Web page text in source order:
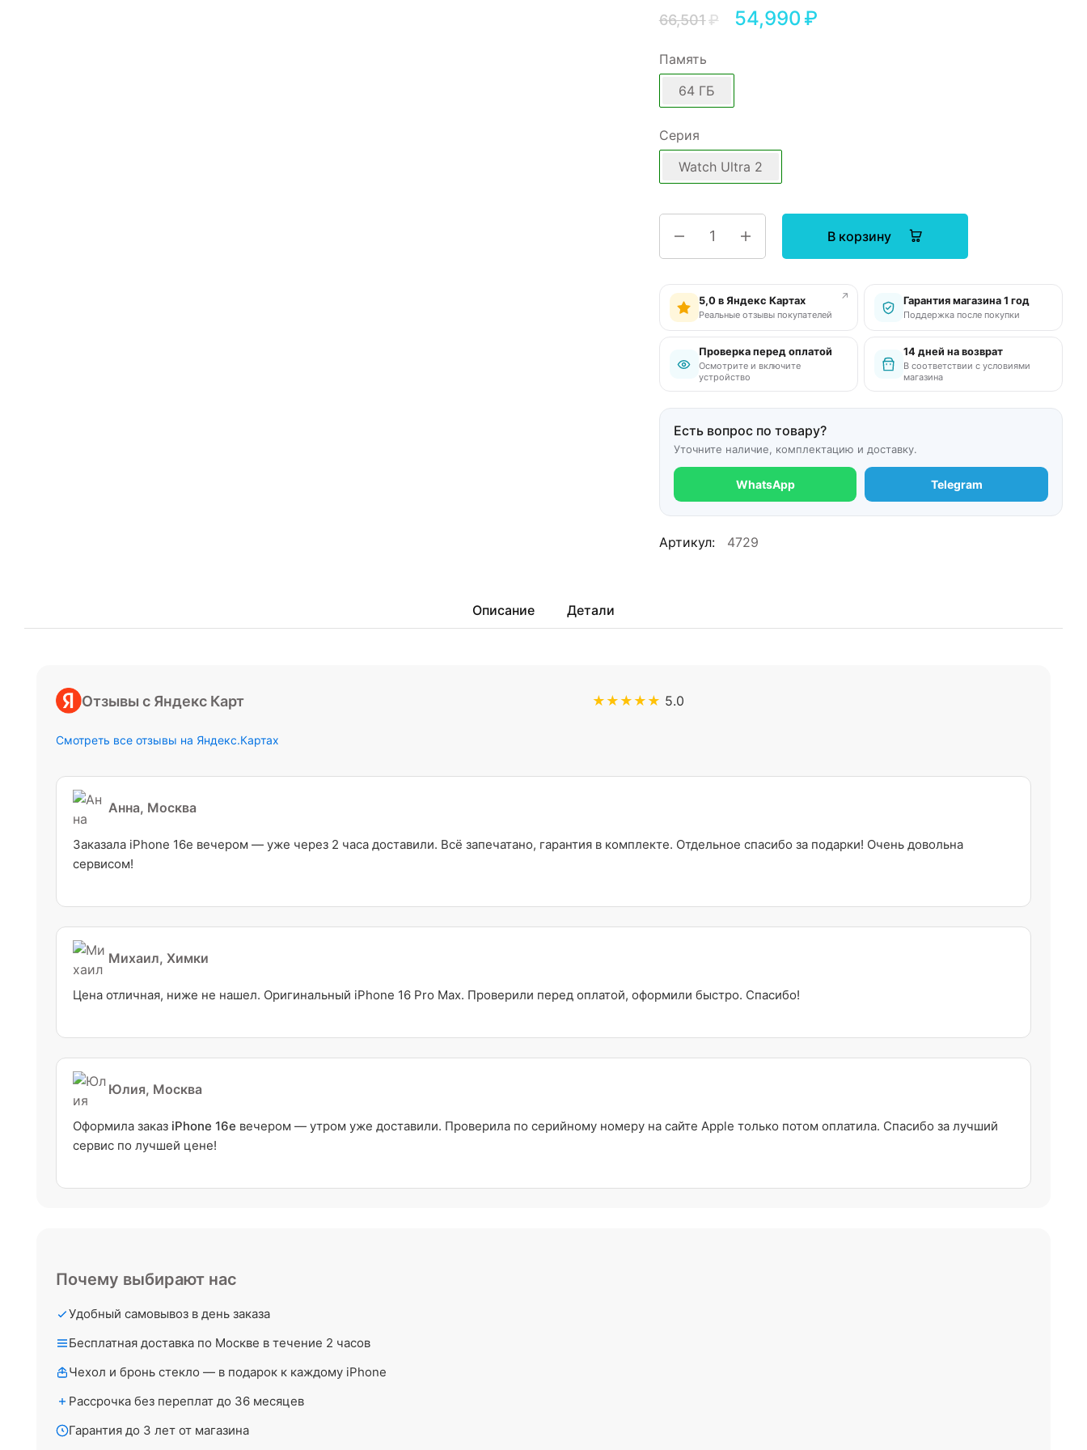
66,501₽ 54,990₽
Память
64 ГБ
Серия
Watch Ultra 2
В корзину
5,0 в Яндекс Картах
Реальные отзывы покупателей
↗ Гарантия магазина 1 год
Поддержка после покупки
Проверка перед оплатой
Осмотрите и включите
устройство
14 дней на возврат
В соответствии с условиями
магазина
Есть вопрос по товару?
Уточните наличие, комплектацию и доставку.
WhatsApp Telegram
Артикул: 4729
Описание Детали
Отзывы с Яндекс Карт ★★★★★ 5.0
Смотреть все отзывы на Яндекс.Картах
Анна, Москва
Заказала iPhone 16e вечером — уже через 2 часа доставили. Всё запечатано, гарантия в комплекте. Отдельное спасибо за подарки! Очень довольна
сервисом!
Михаил, Химки
Цена отличная, ниже не нашел. Оригинальный iPhone 16 Pro Max. Проверили перед оплатой, оформили быстро. Спасибо!
Юлия, Москва
Оформила заказ iPhone 16e вечером — утром уже доставили. Проверила по серийному номеру на сайте Apple только потом оплатила. Спасибо за лучший
сервис по лучшей цене!
Почему выбирают нас
Удобный самовывоз в день заказа
Бесплатная доставка по Москве в течение 2 часов
Чехол и бронь стекло — в подарок к каждому iPhone
Рассрочка без переплат до 36 месяцев
Гарантия до 3 лет от магазина